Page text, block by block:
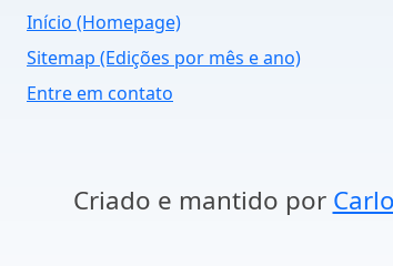
Início (Homepage)
Sitemap (Edições por mês e ano)
Entre em contato
Criado e mantido por